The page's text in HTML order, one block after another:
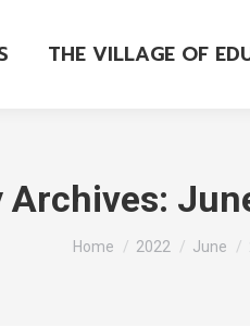
THE VILLAGE OF
Archives:
You are here:
Home 2022 June